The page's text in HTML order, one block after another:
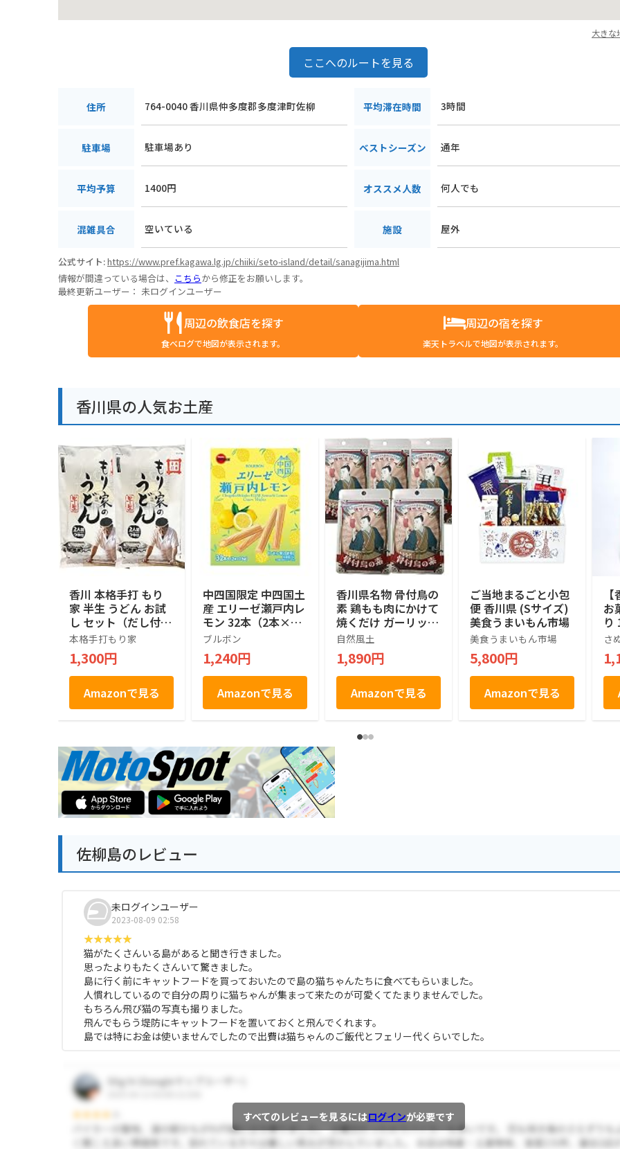
大きな
ここへのルートを見る
住所 764-0040 香川県仲多度郡多度津町佐柳 平均滞在時間 3時間
駐車場 駐車場あり ベストシーズン 通年
平均予算 1400円 オススメ人数 何人でも
混雑具合 空いている 施設 屋外
公式サイト:https://www.pref.kagawa.lg.jp/chiiki/seto-island/detail/sanagijima.html
情報が間違っている場合は、 こちらから修正をお願いします。
最終更新ユーザー： 未ログインユーザー
周辺の飲食店を探す
食べログで地図が表示されます。
周辺の宿を探す
楽天トラベルで地図が表示されます。
香川県の人気お土産
香川 本格手打 もり
家 半生 うどん お試
し セット（だし付
き） 【年間15万人が
訪れる香川屈指の人
気店】 讃岐うどん
さぬきうどん 4人前
本格手打もり家
1,300円
Amazonで見る
中四国限定 中四国土
産 エリーゼ瀬戸内レ
モン 32本（2本×16
袋）
ブルボン
1,240円
Amazonで見る
香川県名物 骨付鳥の
素 鶏もも肉にかけて
焼くだけ ガーリック
×スパイスの本格お
つまみ（5個入） ガ
ーリックパウダー ス
パイス チキン にん
にくパウダー 鳥もも
肉 骨付き３～4本分
自然風土
1,890円
Amazonで見る
ご当地まるごと小包
便 香川県 (Sサイズ)
美食うまいもん市場
美食うまいもん市場
5,800円
Amazonで見る
お
り
プ)
さ
佐柳島のレビュー
未ログインユーザー
2023-08-09 02:58
猫がたくさんいる島があると聞き行きました。
思ったよりもたくさんいて驚きました。
島に行く前にキャットフードを買っておいたので島の猫ちゃんたちに食べてもらいました。
人慣れしているので自分の周りに猫ちゃんが集まって来たのが可愛くてたまりませんでした。
もちろん飛び猫の写真も撮りました。
飛んでもらう堤防にキャットフードを置いておくと飛んでくれます。
島では特にお金は使いませんでしたので出費は猫ちゃんのご飯代とフェリー代くらいでした。
すべてのレビューを見るにはログインが必要です